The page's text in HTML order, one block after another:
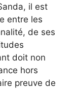
il est
entre les
de ses
doit non
hors
preuve de